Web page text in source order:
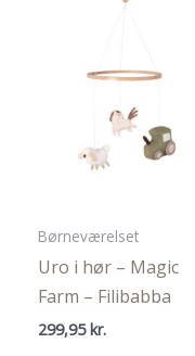
Børneværelset
Uro i hør – Magic
Farm – Filibabba
299,95kr.